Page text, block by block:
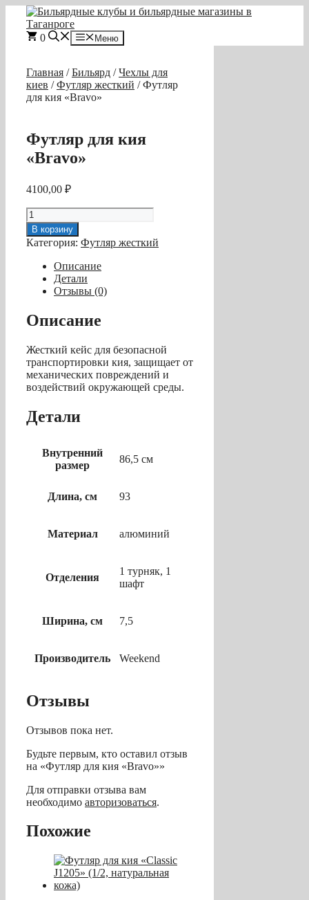
Перейти
содержимому
0 Меню
Главная /Бильярд /Чехлы для
киев /Футляр жесткий / Футляр
для кия «Bravo»
Футляр для кия
«Bravo»
4100,00 ₽
Количество
товара
Футляр
для
«Bravo»
В корзину
Категория: Футляр жесткий
Описание
Детали
Отзывы (0)
Описание
Жесткий кейс для безопасной
транспортировки кия, защищает от
механических повреждений и
воздействий окружающей среды.
Детали
Внутренний
размер
86,5 см
Длина, см 93
Материал алюминий
Отделения
1 турняк, 1
шафт
Ширина, см 7,5
Производитель Weekend
Отзывы
Отзывов пока нет.
Будьте первым, кто оставил отзыв
на «Футляр для кия «Bravo»»
Для отправки отзыва вам
необходимо авторизоваться.
Похожие